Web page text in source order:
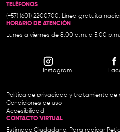
TELÉFONOS
(+57) (601) 2200700. Línea gratuita
HORARIO DE ATENCIÓN
Lunes a viernes de 8:00 a.m. a 5:00 p.m.
Instagram
Política de privacidad y tratamiento de
Condiciones de uso
Accesibilidad
CONTACTO VIRTUAL
Estimado Ciudadano: Para radicar